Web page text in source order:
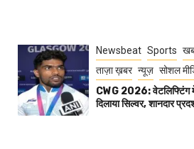
Newsbeat Sports
ताज़ा ख़बर न्यूज़ सोशल
CWG 2026: वेटलिफ्टिंग में
दिलाया सिल्वर, शानदार